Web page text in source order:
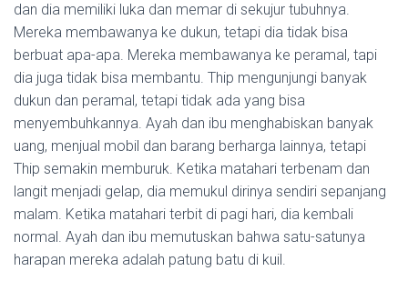
dan dia memiliki luka dan memar di sekujur tubuhnya.
Mereka membawanya ke dukun, tetapi dia tidak bisa
berbuat apa-apa. Mereka membawanya ke peramal, tapi
dia juga tidak bisa membantu. Thip mengunjungi banyak
dukun dan peramal, tetapi tidak ada yang bisa
menyembuhkannya. Ayah dan ibu menghabiskan banyak
uang, menjual mobil dan barang berharga lainnya, tetapi
Thip semakin memburuk. Ketika matahari terbenam dan
langit menjadi gelap, dia memukul dirinya sendiri sepanjang
malam. Ketika matahari terbit di pagi hari, dia kembali
normal. Ayah dan ibu memutuskan bahwa satu-satunya
harapan mereka adalah patung batu di kuil.